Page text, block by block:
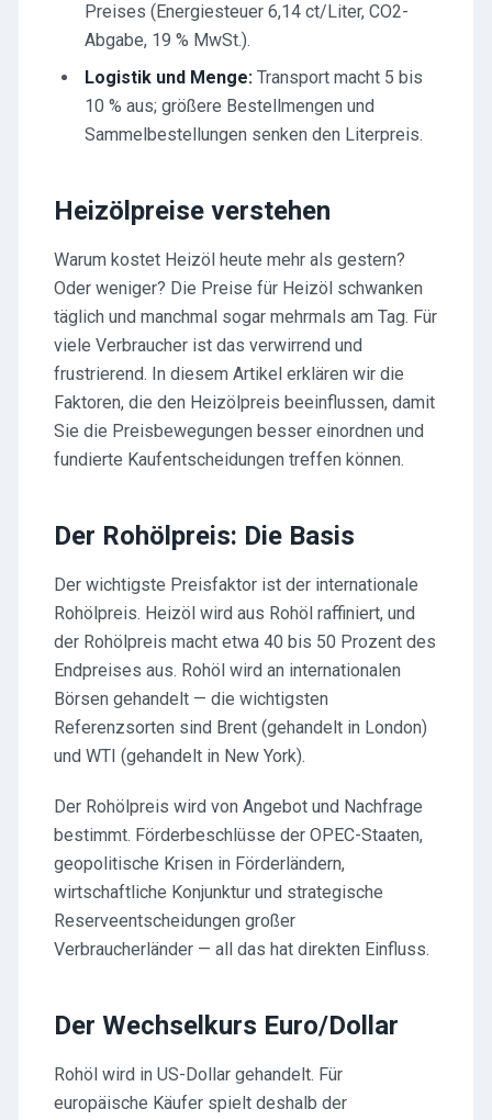
Preises (Energiesteuer 6,14 ct/Liter, CO2-
Abgabe, 19 % MwSt.).
Logistik und Menge: Transport macht 5 bis
10 % aus; größere Bestellmengen und
Sammelbestellungen senken den Literpreis.
Heizölpreise verstehen
Warum kostet Heizöl heute mehr als gestern?
Oder weniger? Die Preise für Heizöl schwanken
täglich und manchmal sogar mehrmals am Tag. Für
viele Verbraucher ist das verwirrend und
frustrierend. In diesem Artikel erklären wir die
Faktoren, die den Heizölpreis beeinflussen, damit
Sie die Preisbewegungen besser einordnen und
fundierte Kaufentscheidungen treffen können.
Der Rohölpreis: Die Basis
Der wichtigste Preisfaktor ist der internationale
Rohölpreis. Heizöl wird aus Rohöl raffiniert, und
der Rohölpreis macht etwa 40 bis 50 Prozent des
Endpreises aus. Rohöl wird an internationalen
Börsen gehandelt — die wichtigsten
Referenzsorten sind Brent (gehandelt in London)
und WTI (gehandelt in New York).
Der Rohölpreis wird von Angebot und Nachfrage
bestimmt. Förderbeschlüsse der OPEC-Staaten,
geopolitische Krisen in Förderländern,
wirtschaftliche Konjunktur und strategische
Reserveentscheidungen großer
Verbraucherländer — all das hat direkten Einfluss.
Der Wechselkurs Euro/Dollar
Rohöl wird in US-Dollar gehandelt. Für
europäische Käufer spielt deshalb der